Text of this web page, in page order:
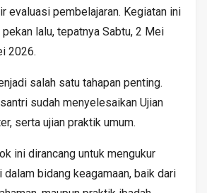
evaluasi pembelajaran. Kegiatan ini
lalu, tepatnya Sabtu, 2 Mei
2026.
salah satu tahapan penting.
sudah menyelesaikan Ujian
serta ujian praktik umum.
ini dirancang untuk mengukur
dalam bidang keagamaan, baik dari